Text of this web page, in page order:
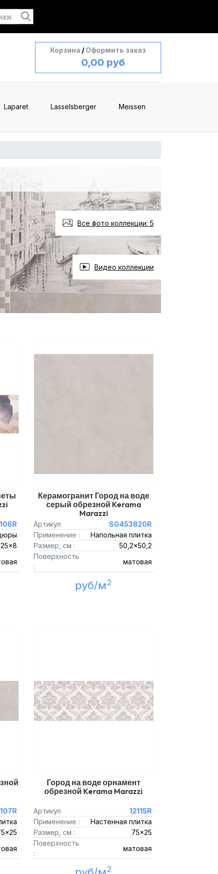
Корзина / Оформить заказ
0,00 руб
Laparet Lasselsberger Meissen
Все фото коллекции: 5
Видео коллекции
25x8
Керамогранит Город на воде
серый обрезной Kerama
Marazzi
Артикул
SG453820R
Применение :
Напольная плитка
Размер, см :
50,2x50,2
Поверхность
:
матовая
руб/м2
Город на воде орнамент
обрезной Kerama Marazzi
Артикул
12115R
Применение :
Настенная плитка
Размер, см :
75x25
Поверхность
:
матовая
2